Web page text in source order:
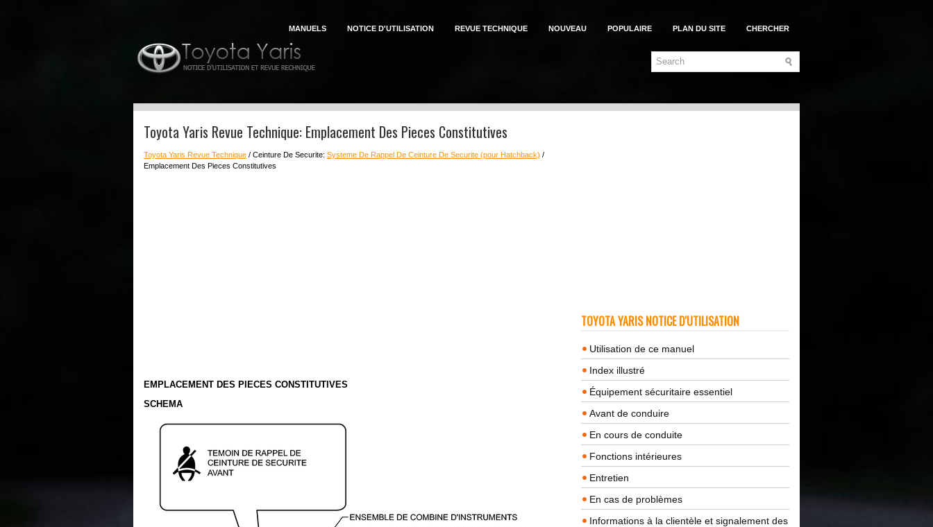
MANUELS NOTICE D'UTILISATION REVUE TECHNIQUE NOUVEAU POPULAIRE PLAN DU SITE CHERCHER
Toyota Yaris Revue Technique: Emplacement Des Pieces Constitutives
Toyota Yaris Revue Technique / Ceinture De Securite: Systeme De Rappel De Ceinture De Securite (pour Hatchback) /
Emplacement Des Pieces Constitutives
EMPLACEMENT DES PIECES CONSTITUTIVES
SCHEMA
TOYOTA YARIS NOTICE D'UTILISATION
Utilisation de ce manuel
Index illustré
Équipement sécuritaire essentiel
Avant de conduire
En cours de conduite
Fonctions intérieures
Entretien
En cas de problèmes
Informations à la clientèle et signalement des